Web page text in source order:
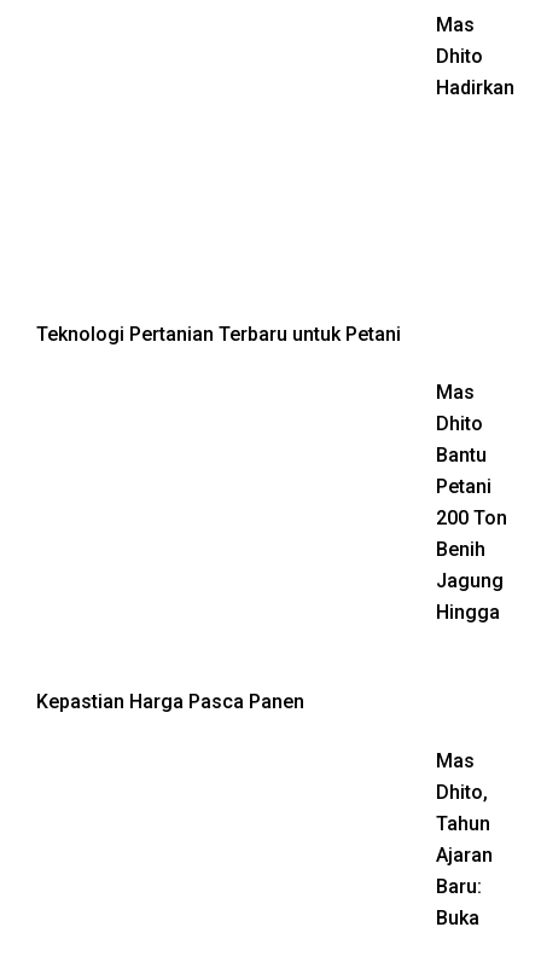
Mas
Dhito
Hadirkan
Teknologi Pertanian Terbaru untuk Petani
Mas
Dhito
Bantu
Petani
200 Ton
Benih
Jagung
Hingga
Kepastian Harga Pasca Panen
Mas
Dhito,
Tahun
Ajaran
Baru:
Buka